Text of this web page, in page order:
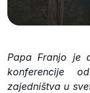
Papa Franjo je
konferencije
zajedništva u